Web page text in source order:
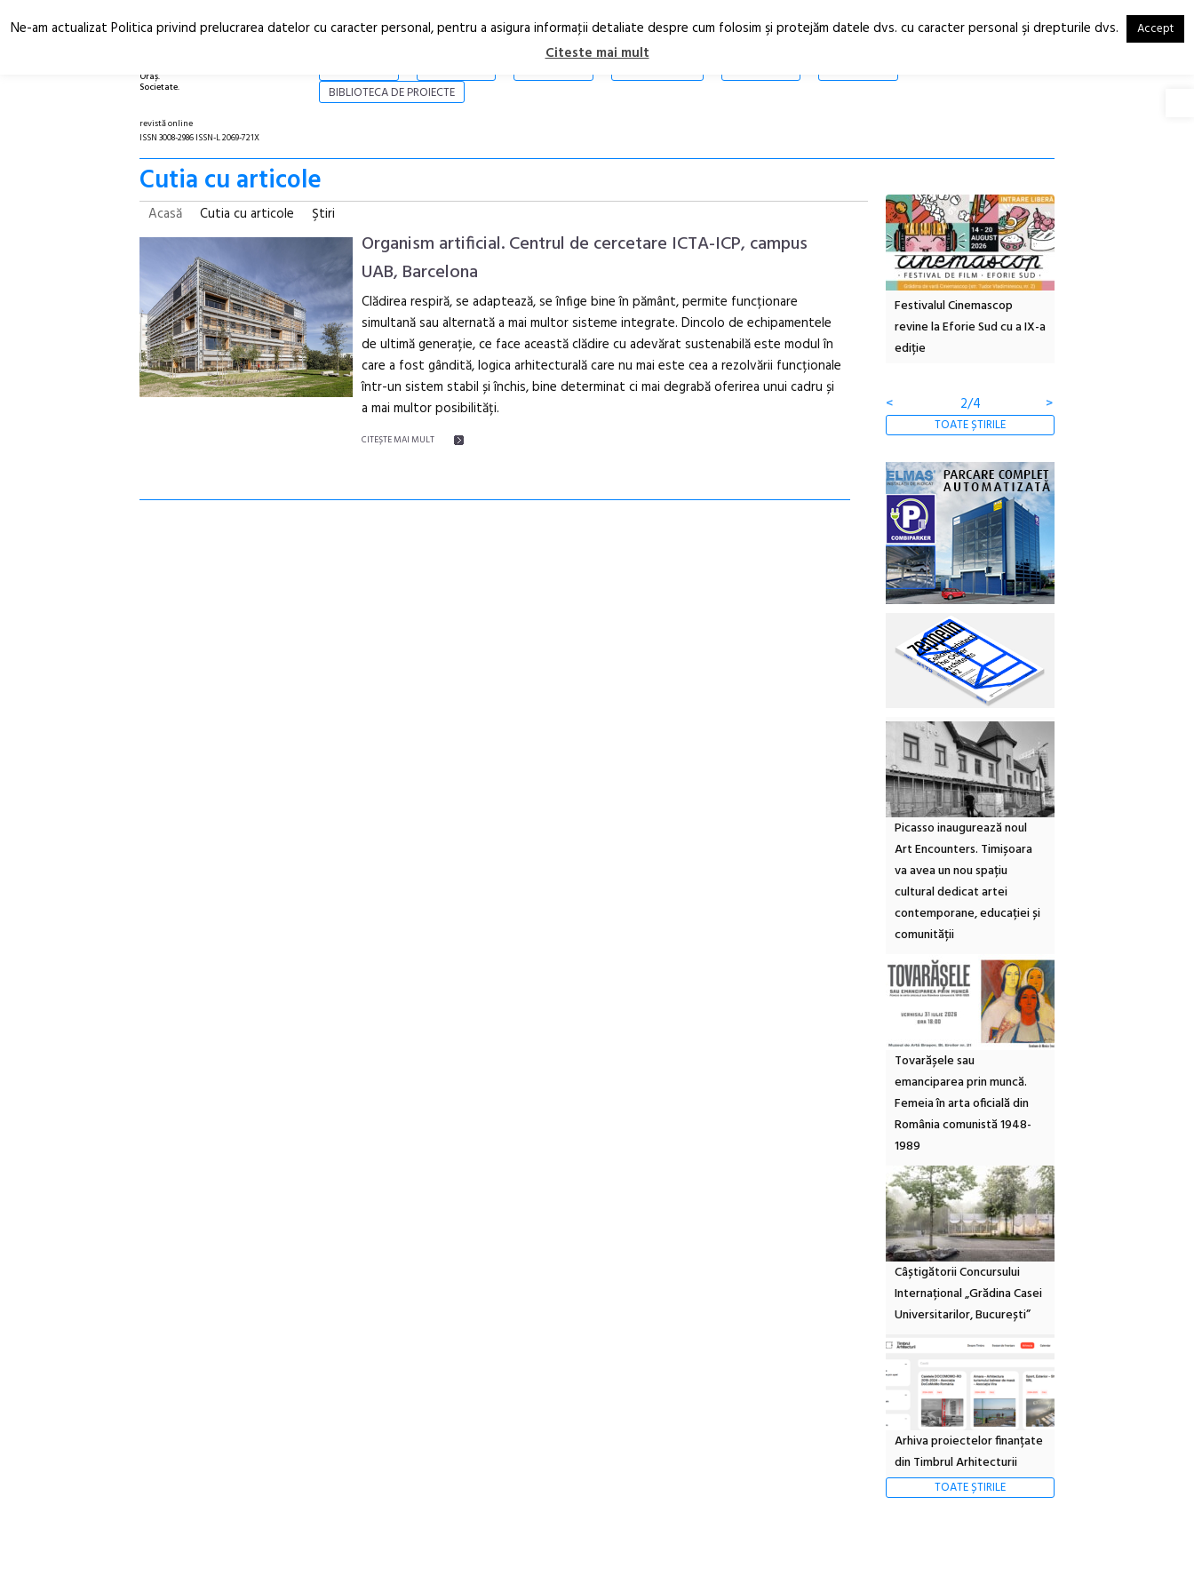
Oraș.
Societate.
RO
EN
BIBLIOTECA DE PROIECTE
revistă online
ISSN 3008-2986 ISSN-L 2069-721X
Cutia cu articole
Acasă Cutia cu articole Ştiri
Organism artificial. Centrul de cercetare ICTA-ICP, campus
UAB, Barcelona
Clădirea respiră, se adaptează, se înfige bine în pământ, permite funcționare
simultană sau alternată a mai multor sisteme integrate. Dincolo de echipamentele
de ultimă generație, ce face această clădire cu adevărat sustenabilă este modul în
care a fost gândită, logica arhitecturală care nu mai este cea a rezolvării funcționale
într-un sistem stabil și închis, bine determinat ci mai degrabă oferirea unui cadru și
a mai multor posibilități.
CITEŞTE MAI MULT
Anuala de artă urbană
Artown NOW #5:
Gramatica libertății
Festivalul Cinemascop
revine la Eforie Sud cu a IX-a
ediție
<
2/4 >
TOATE ȘTIRILE
Picasso inaugurează noul
Art Encounters. Timișoara
va avea un nou spațiu
cultural dedicat artei
contemporane, educației și
comunității
Tovarășele sau
emanciparea prin muncă.
Femeia în arta oficială din
România comunistă 1948-
1989
Câștigătorii Concursului
Internațional „Grădina Casei
Universitarilor, București”
Arhiva proiectelor finanțate
din Timbrul Arhitecturii
TOATE ȘTIRILE
Ne-am actualizat Politica privind prelucrarea datelor cu caracter personal, pentru a asigura informaţii detaliate despre cum folosim şi protejăm datele dvs. cu caracter personal şi drepturile dvs. Accept
Citeste mai mult